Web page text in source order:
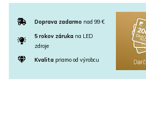
Doprava zadarmo nad 99 €
5 rokov zárukana LED
zdroje
Kvalitapriamo od výrobcu